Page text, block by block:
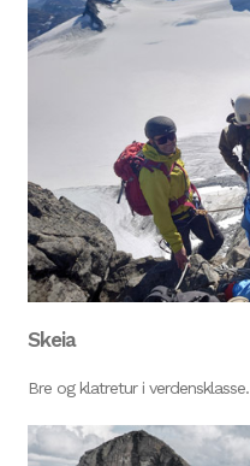
Skeia
Bre og klatretur i verdensklasse.